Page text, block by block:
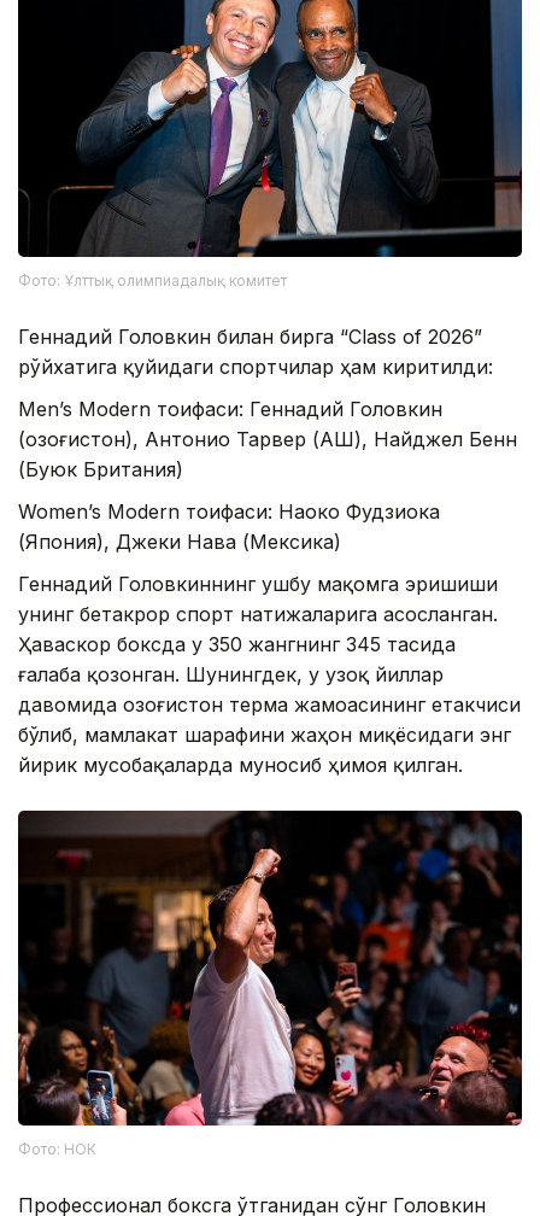
Фото: Ұлттық олимпиадалық комитет
Геннадий Головкин билан бирга “Class of 2026”
рўйхатига қуйидаги спортчилар ҳам киритилди:
Men’s Modern тоифаси: Геннадий Головкин
(Қозоғистон), Антонио Тарвер (АҚШ), Найджел Бенн
(Буюк Британия)
Women’s Modern тоифаси: Наоко Фудзиока
(Япония), Джеки Нава (Мексика)
Геннадий Головкиннинг ушбу мақомга эришиши
унинг бетакрор спорт натижаларига асосланган.
Ҳаваскор боксда у 350 жангнинг 345 тасида
ғалаба қозонган. Шунингдек, у узоқ йиллар
давомида Қозоғистон терма жамоасининг етакчиси
бўлиб, мамлакат шарафини жаҳон миқёсидаги энг
йирик мусобақаларда муносиб ҳимоя қилган.
Фото: НОК
Профессионал боксга ўтганидан сўнг Головкин